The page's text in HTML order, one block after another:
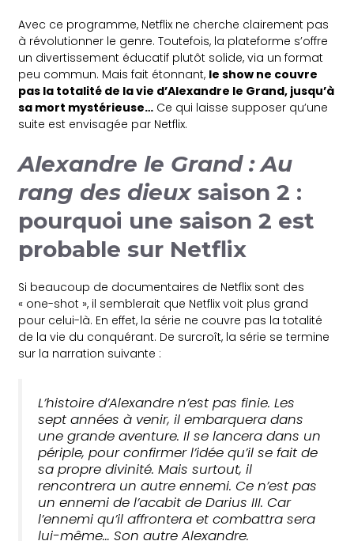
Avec ce programme, Netflix ne cherche clairement pas
à révolutionner le genre. Toutefois, la plateforme s’offre
un divertissement éducatif plutôt solide, via un format
peu commun. Mais fait étonnant, le show ne couvre
pas la totalité de la vie d’Alexandre le Grand, jusqu’à
sa mort mystérieuse… Ce qui laisse supposer qu’une
suite est envisagée par Netflix.
Alexandre le Grand : Au
rang des dieuxsaison 2 :
pourquoi une saison 2 est
probable sur Netflix
Si beaucoup de documentaires de Netflix sont des
« one-shot », il semblerait que Netflix voit plus grand
pour celui-là. En effet, la série ne couvre pas la totalité
de la vie du conquérant. De surcroît, la série se termine
sur la narration suivante :
L’histoire d’Alexandre n’est pas finie. Les
sept années à venir, il embarquera dans
une grande aventure. Il se lancera dans un
périple, pour confirmer l’idée qu’il se fait de
sa propre divinité. Mais surtout, il
rencontrera un autre ennemi. Ce n’est pas
un ennemi de l’acabit de Darius III. Car
l’ennemi qu’il affrontera et combattra sera
lui-même… Son autre Alexandre.